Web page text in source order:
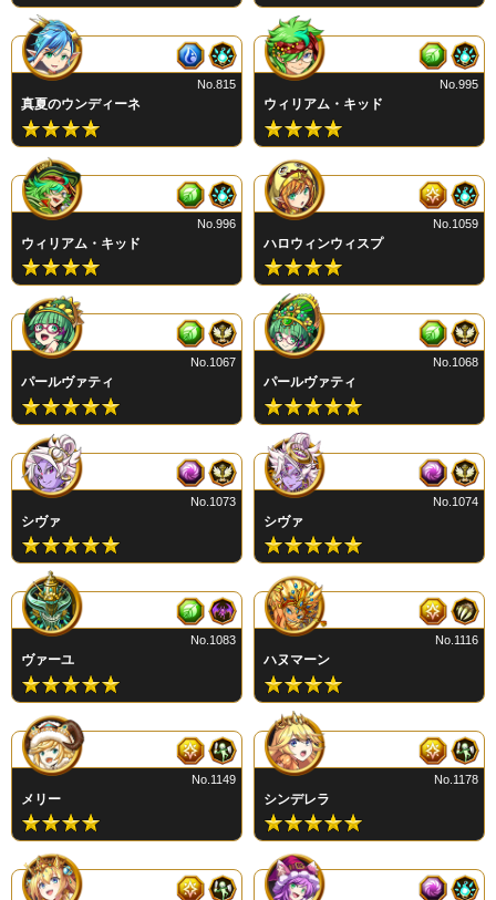
真夏のウンディーネ
No.815
ウィリアム・キッド
No.995
ウィリアム・キッド
No.996
ハロウィンウィスプ
No.1059
パールヴァティ
No.1067
パールヴァティ
No.1068
シヴァ
No.1073
シヴァ
No.1074
ヴァーユ
No.1083
ハヌマーン
No.1116
メリー
No.1149
シンデレラ
No.1178